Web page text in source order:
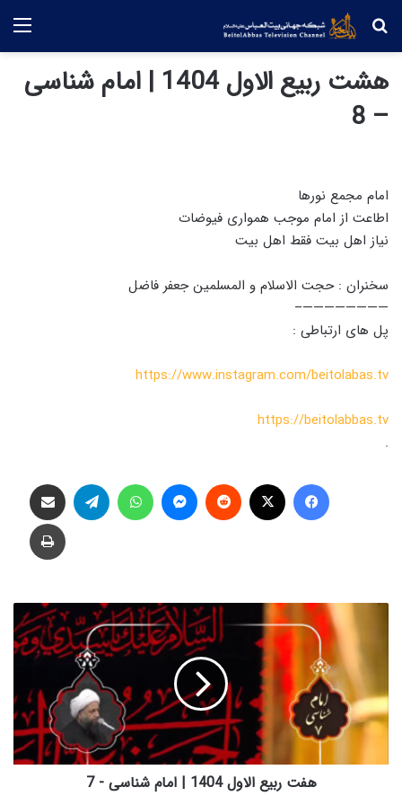
جستجو
هشت ربیع الاول 1404 | امام شناسی
– 8
امام مجمع نورها
اطاعت از امام موجب همواری فیوضات
نیاز اهل بیت فقط اهل بیت
سخنران : حجت الاسلام و المسلمین جعفر فاضل
————————–
پل های ارتباطی :
https://www.instagram.com/beitolabas.tv
https://beitolabbas.tv
.
فیس بوک
‫رددیت
ه
ب
ی
ع
ل
هفت ربیع الاول 1404 | امام شناسی - 7